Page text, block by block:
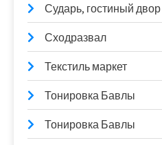
Сударь, гостиный двор
Сходразвал
Текстиль маркет
Тонировка Бавлы
Тонировка Бавлы